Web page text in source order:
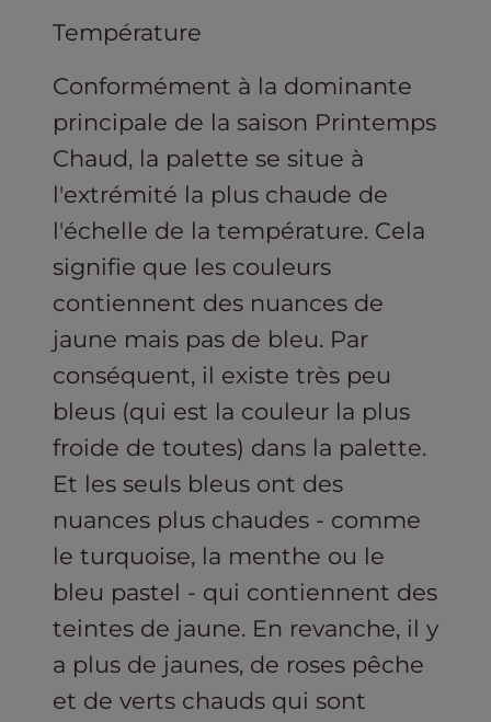
Température
Conformément à la dominante
principale de la saison Printemps
Chaud, la palette se situe à
l'extrémité la plus chaude de
l'échelle de la température. Cela
signifie que les couleurs
contiennent des nuances de
jaune mais pas de bleu. Par
conséquent, il existe très peu
bleus (qui est la couleur la plus
froide de toutes) dans la palette.
Et les seuls bleus ont des
nuances plus chaudes - comme
le turquoise, la menthe ou le
bleu pastel - qui contiennent des
teintes de jaune. En revanche, il y
a plus de jaunes, de roses pêche
et de verts chauds qui sont